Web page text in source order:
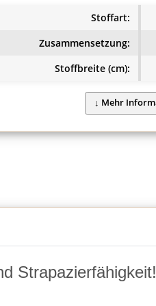
Stoffart:
Zusammensetzung:
Stoffbreite (cm):
Strapazierfähigkeit!